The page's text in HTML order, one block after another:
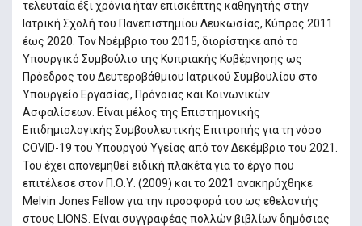
τελευταία έξι χρόνια ήταν επισκέπτης καθηγητής στην
Ιατρική Σχολή του Πανεπιστημίου Λευκωσίας, Κύπρος 2011
έως 2020. Τον Νοέμβριο του 2015, διορίστηκε από το
Υπουργικό Συμβούλιο της Κυπριακής Κυβέρνησης ως
Πρόεδρος του Δευτεροβάθμιου Ιατρικού Συμβουλίου στο
Υπουργείο Εργασίας, Πρόνοιας και Κοινωνικών
Ασφαλίσεων. Είναι μέλος της Επιστημονικής
Επιδημιολογικής Συμβουλευτικής Επιτροπής για τη νόσο
COVID-19 του Υπουργού Υγείας από τον Δεκέμβριο του 2021.
Του έχει απονεμηθεί ειδική πλακέτα για το έργο που
επιτέλεσε στον Π.Ο.Υ. (2009) και το 2021 ανακηρύχθηκε
Melvin Jones Fellow για την προσφορά του ως εθελοντής
στους LIONS. Είναι συγγραφέας πολλών βιβλίων δημόσιας